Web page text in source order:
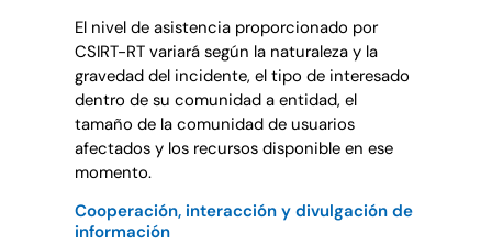
El nivel de asistencia proporcionado por
CSIRT-RT variará según la naturaleza y la
gravedad del incidente, el tipo de interesado
dentro de su comunidad a entidad, el
tamaño de la comunidad de usuarios
afectados y los recursos disponible en ese
momento.
Cooperación, interacción y divulgación de
información